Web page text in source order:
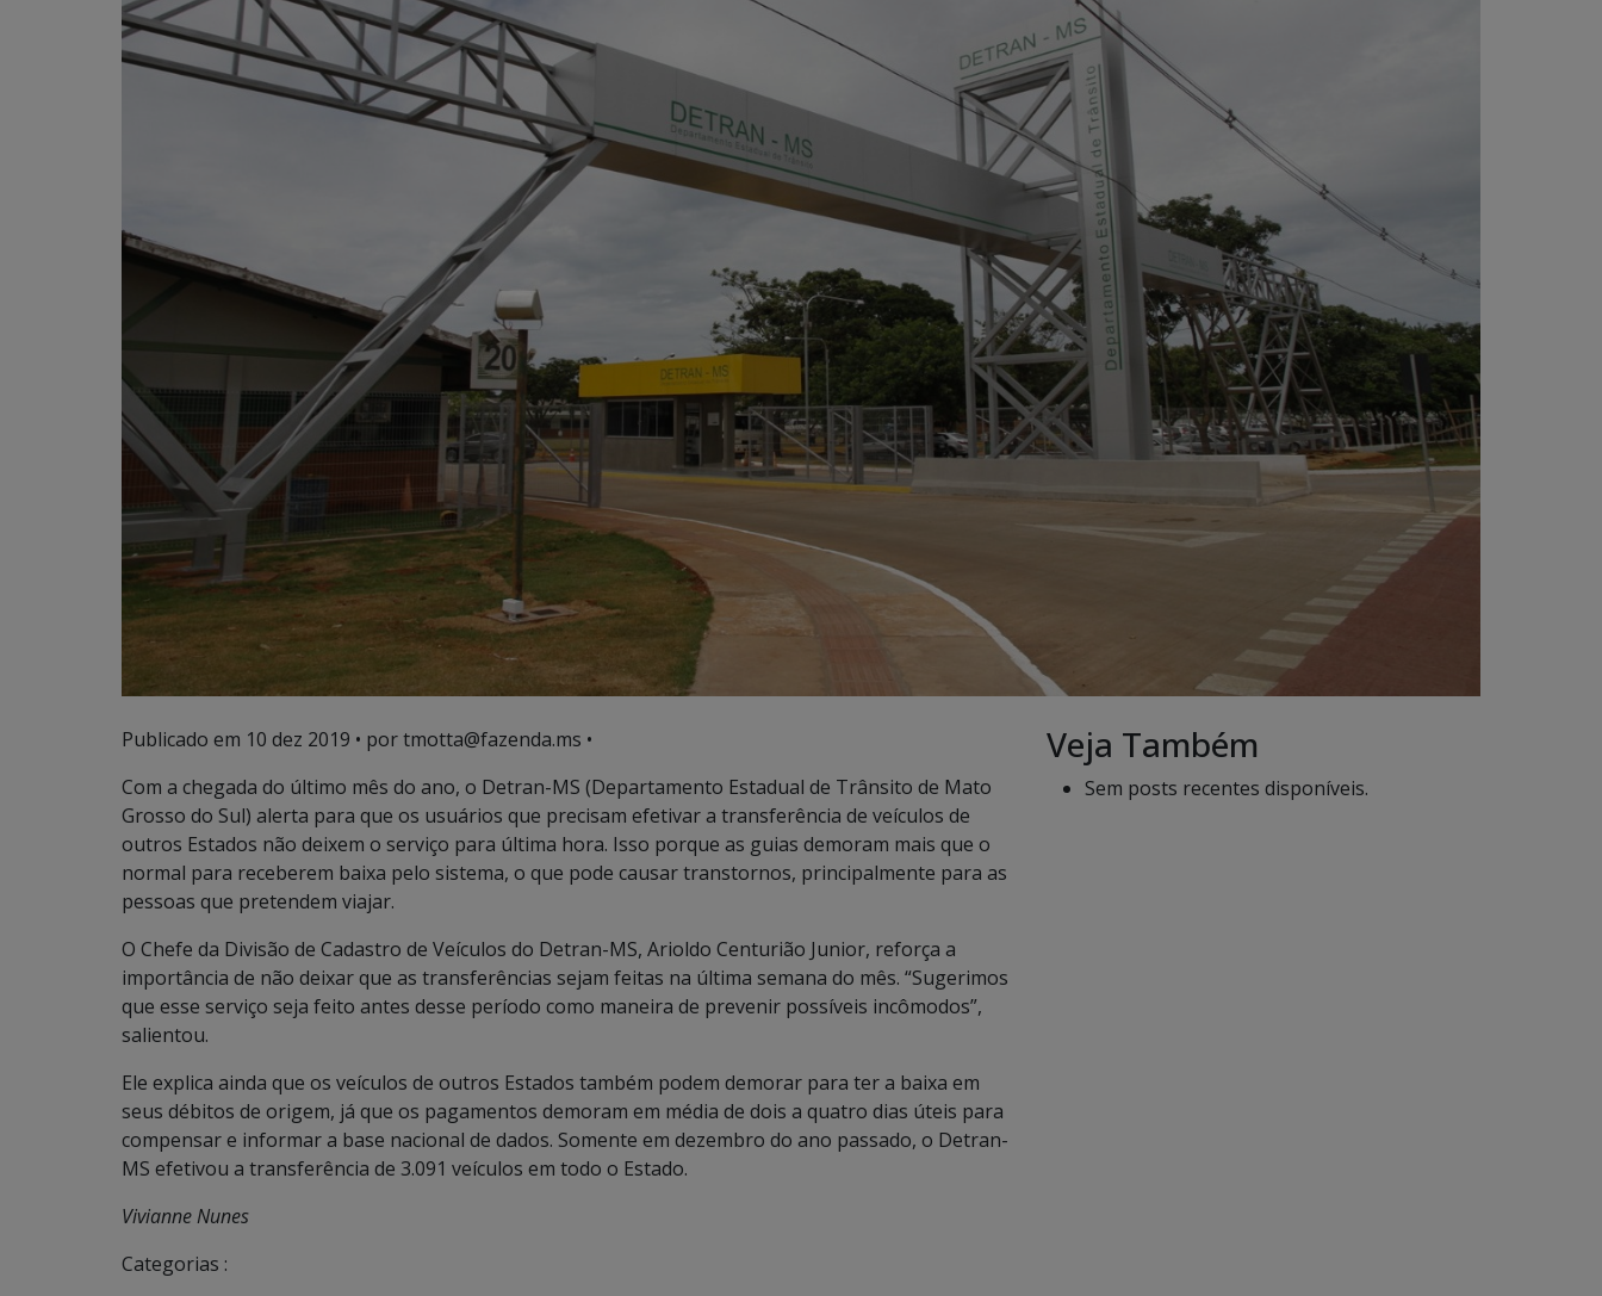
Publicado em 10 dez 2019 • por tmotta@fazenda.ms •
Com a chegada do último mês do ano, o Detran-MS (Departamento Estadual de Trânsito de Mato
Grosso do Sul) alerta para que os usuários que precisam efetivar a transferência de veículos de
outros Estados não deixem o serviço para última hora. Isso porque as guias demoram mais que o
normal para receberem baixa pelo sistema, o que pode causar transtornos, principalmente para as
pessoas que pretendem viajar.
O Chefe da Divisão de Cadastro de Veículos do Detran-MS, Arioldo Centurião Junior, reforça a
importância de não deixar que as transferências sejam feitas na última semana do mês. “Sugerimos
que esse serviço seja feito antes desse período como maneira de prevenir possíveis incômodos”,
salientou.
Ele explica ainda que os veículos de outros Estados também podem demorar para ter a baixa em
seus débitos de origem, já que os pagamentos demoram em média de dois a quatro dias úteis para
compensar e informar a base nacional de dados. Somente em dezembro do ano passado, o Detran-
MS efetivou a transferência de 3.091 veículos em todo o Estado.
Vivianne Nunes
Categorias :
Veja Também
Sem posts recentes disponíveis.